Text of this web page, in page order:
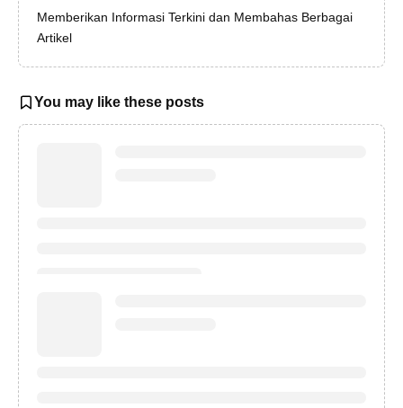
Memberikan Informasi Terkini dan Membahas Berbagai
Artikel
You may like these posts